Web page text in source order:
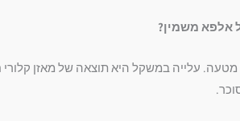
אלפא משמין?